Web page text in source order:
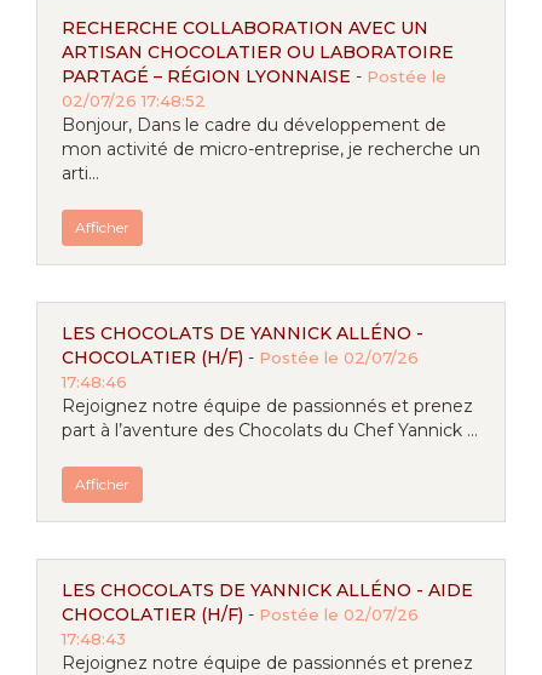
RECHERCHE COLLABORATION AVEC UN
ARTISAN CHOCOLATIER OU LABORATOIRE
PARTAGÉ – RÉGION LYONNAISE - Postée le
02/07/26 17:48:52
Bonjour, Dans le cadre du développement de
mon activité de micro-entreprise, je recherche un
arti...
Afficher
LES CHOCOLATS DE YANNICK ALLÉNO -
CHOCOLATIER (H/F) - Postée le 02/07/26
17:48:46
Rejoignez notre équipe de passionnés et prenez
part à l’aventure des Chocolats du Chef Yannick ...
Afficher
LES CHOCOLATS DE YANNICK ALLÉNO - AIDE
CHOCOLATIER (H/F) - Postée le 02/07/26
17:48:43
Rejoignez notre équipe de passionnés et prenez